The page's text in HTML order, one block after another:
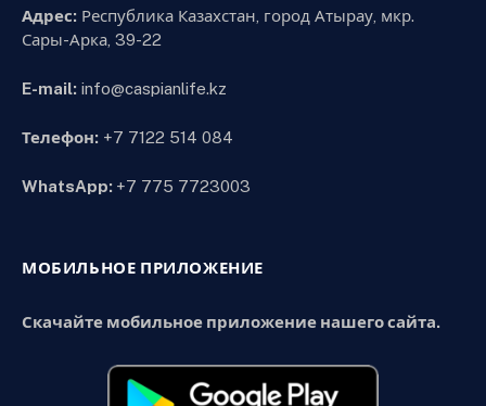
Адрес: Республика Казахстан, город Атырау, мкр.
Сары-Арка, 39-22
E-mail: info@caspianlife.kz
Телефон: +7 7122 514 084
WhatsApp: +7 775 7723003
МОБИЛЬНОЕ ПРИЛОЖЕНИЕ
Скачайте мобильное приложение нашего сайта.